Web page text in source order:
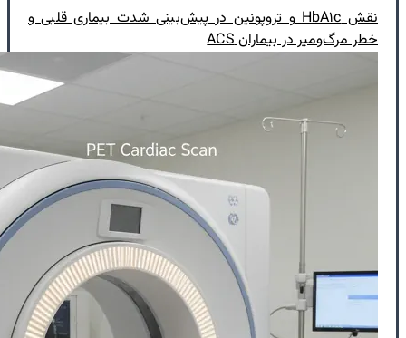
نقش HbA۱c و تروپونین در پیش‌بینی شدت بیماری قلبی و
خطر مرگ‌ومیر در بیماران ACS